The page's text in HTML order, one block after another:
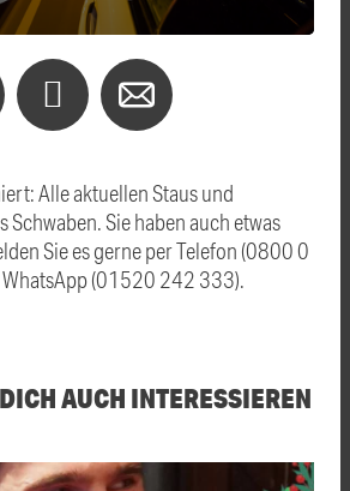
Alle aktuellen Staus und
Schwaben. Sie haben auch etwas
Sie es gerne per Telefon (0800 0
(01520 242 333).
AUCH INTERESSIEREN